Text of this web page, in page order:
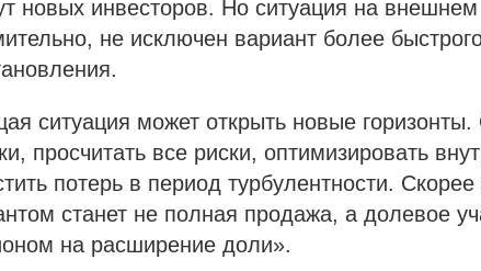
новых инвесторов. Но ситуация на
не исключен вариант более
ситуация может открыть новые
просчитать все риски, оптимизировать
потерь в период турбулентности.
станет не полная продажа, а долевое
на расширение доли».